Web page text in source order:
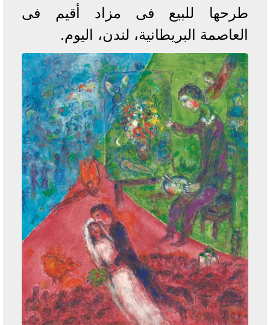
طرحها للبيع فى مزاد أقيم فى
العاصمة البريطانية، لندن، اليوم.